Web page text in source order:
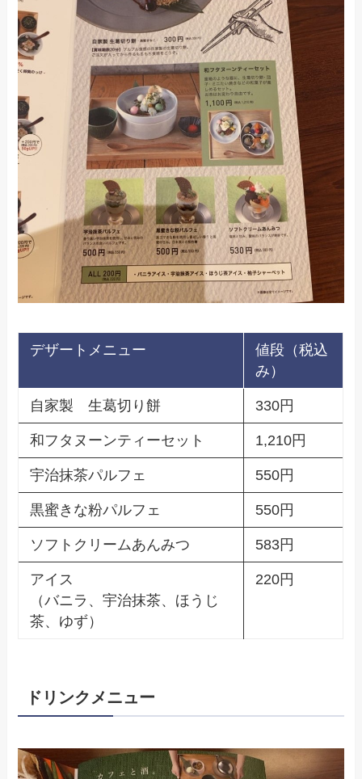
デザートメニュー
値段（税込
み）
自家製 生葛切り餅 330円
和フタヌーンティーセット 1,210円
宇治抹茶パルフェ 550円
黒蜜きな粉パルフェ 550円
ソフトクリームあんみつ 583円
アイス
（バニラ、宇治抹茶、ほうじ
茶、ゆず）
220円
ドリンクメニュー